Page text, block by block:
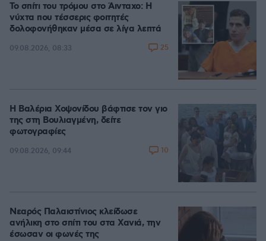
Το σπίτι του τρόμου στο Άινταχο: Η
νύχτα που τέσσερις φοιτητές
δολοφονήθηκαν μέσα σε λίγα λεπτά
09.08.2026, 08:33 25
Η Βαλέρια Χοψονίδου βάφτισε τον γιο
της στη Βουλιαγμένη, δείτε
φωτογραφίες
09.08.2026, 09:44 10
Νεαρός Παλαιστίνιος κλείδωσε
ανήλικη στο σπίτι του στα Χανιά, την
έσωσαν οι φωνές της